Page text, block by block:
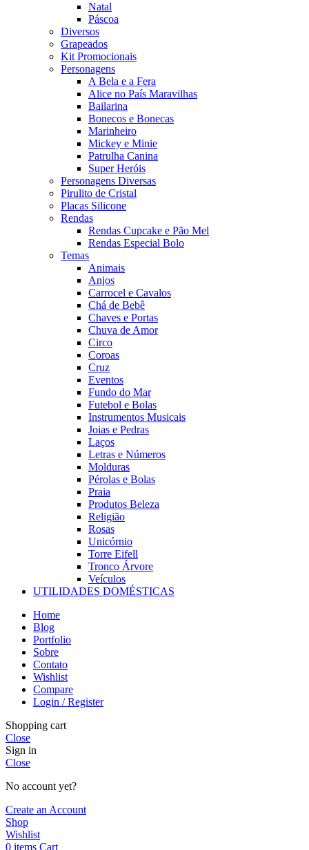
Natal
Páscoa
Diversos
Grapeados
Kit Promocionais
Personagens
A Bela e a Fera
Alice no País Maravilhas
Bailarina
Bonecos e Bonecas
Marinheiro
Mickey e Minie
Patrulha Canina
Super Heróis
Personagens Diversas
Pirulito de Cristal
Placas Silicone
Rendas
Rendas Cupcake e Pão Mel
Rendas Especial Bolo
Temas
Animais
Anjos
Carrocel e Cavalos
Chá de Bebê
Chaves e Portas
Chuva de Amor
Circo
Coroas
Cruz
Eventos
Fundo do Mar
Futebol e Bolas
Instrumentos Musicais
Joias e Pedras
Laços
Letras e Números
Molduras
Pérolas e Bolas
Praia
Produtos Beleza
Religião
Rosas
Unicórnio
Torre Eifell
Tronco Árvore
Veículos
UTILIDADES DOMÉSTICAS
Home
Blog
Portfolio
Sobre
Contato
Wishlist
Compare
Login / Register
Shopping cart
Close
Sign in
Close
No account yet?
Create an Account
Shop
Wishlist
0 items Cart